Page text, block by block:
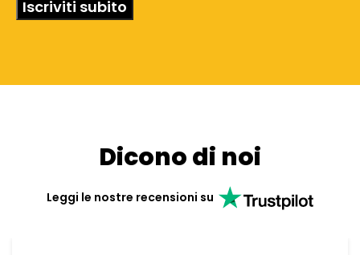
Dicono di noi
Leggi le nostre recensioni su